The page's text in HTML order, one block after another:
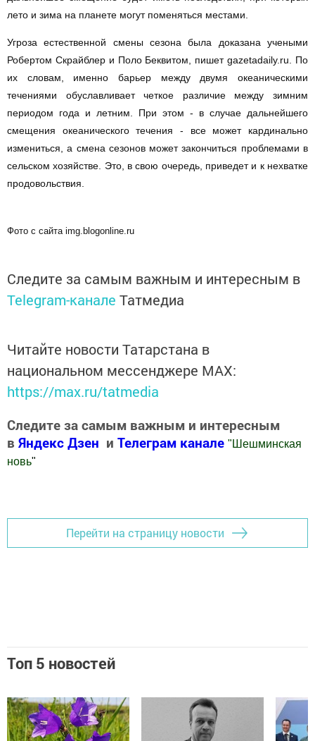
лето и зима на планете могут поменяться местами.
Угроза естественной смены сезона была доказана учеными
Робертом Скрайблер и Поло Беквитом, пишет gazetadaily.ru. По
их словам, именно барьер между двумя океаническими
течениями обуславливает четкое различие между зимним
периодом года и летним. При этом - в случае дальнейшего
смещения океанического течения - все может кардинально
измениться, а смена сезонов может закончиться проблемами в
сельском хозяйстве. Это, в свою очередь, приведет и к нехватке
продовольствия.
Фото с сайта img.blogonline.ru
Следите за самым важным и интересным в
Telegram-канале Татмедиа
Читайте новости Татарстана в
национальном мессенджере MАХ:
https://max.ru/tatmedia
Следите за самым важным и интересным
в Яндекс Дзен и Телеграм канале " Шешминская
новь"
Перейти на страницу новости
Топ 5 новостей